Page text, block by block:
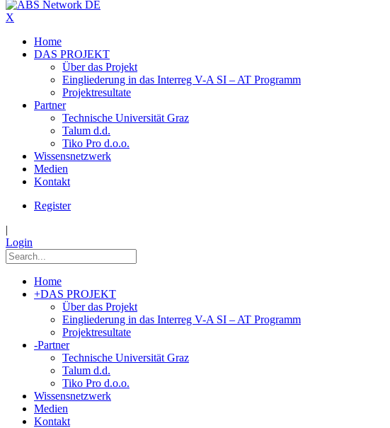
X
Home
DAS PROJEKT
Über das Projekt
Eingliederung in das Interreg V-A SI – AT Programm
Projektresultate
Partner
Technische Universität Graz
Talum d.d.
Tiko Pro d.o.o.
Wissensnetzwerk
Medien
Kontakt
Register
|
Login
Home
+DAS PROJEKT
Über das Projekt
Eingliederung in das Interreg V-A SI – AT Programm
Projektresultate
-Partner
Technische Universität Graz
Talum d.d.
Tiko Pro d.o.o.
Wissensnetzwerk
Medien
Kontakt